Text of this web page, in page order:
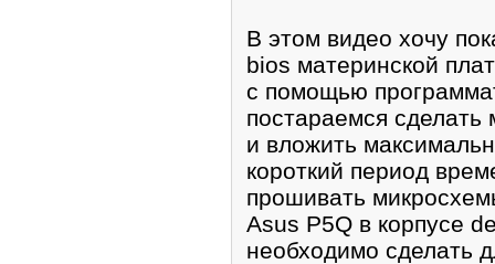
В этом видео хочу
bios материнской
с помощью
постараемся
и вложить
короткий период
прошивать
Asus P5Q в корпусе
необходимо сделать